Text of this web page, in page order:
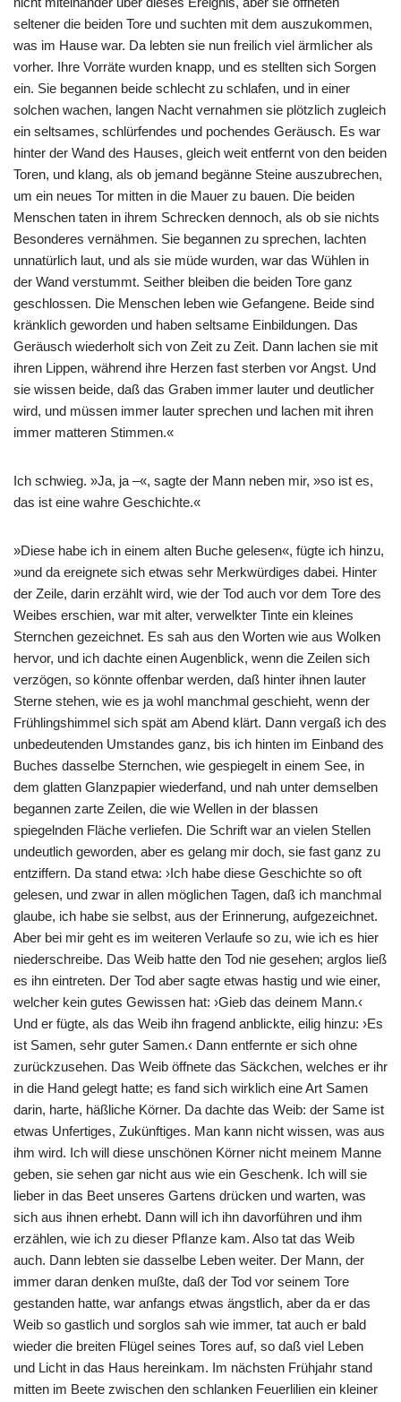
seltener die beiden Tore und suchten mit dem auszukommen,
was im Hause war. Da lebten sie nun freilich viel ärmlicher als
vorher. Ihre Vorräte wurden knapp, und es stellten sich Sorgen
ein. Sie begannen beide schlecht zu schlafen, und in einer
solchen wachen, langen Nacht vernahmen sie plötzlich zugleich
ein seltsames, schlürfendes und pochendes Geräusch. Es war
hinter der Wand des Hauses, gleich weit entfernt von den beiden
Toren, und klang, als ob jemand begänne Steine auszubrechen,
um ein neues Tor mitten in die Mauer zu bauen. Die beiden
Menschen taten in ihrem Schrecken dennoch, als ob sie nichts
Besonderes vernähmen. Sie begannen zu sprechen, lachten
unnatürlich laut, und als sie müde wurden, war das Wühlen in
der Wand verstummt. Seither bleiben die beiden Tore ganz
geschlossen. Die Menschen leben wie Gefangene. Beide sind
kränklich geworden und haben seltsame Einbildungen. Das
Geräusch wiederholt sich von Zeit zu Zeit. Dann lachen sie mit
ihren Lippen, während ihre Herzen fast sterben vor Angst. Und
sie wissen beide, daß das Graben immer lauter und deutlicher
wird, und müssen immer lauter sprechen und lachen mit ihren
immer matteren Stimmen.«
Ich schwieg. »Ja, ja –«, sagte der Mann neben mir, »so ist es,
das ist eine wahre Geschichte.«
»Diese habe ich in einem alten Buche gelesen«, fügte ich hinzu,
»und da ereignete sich etwas sehr Merkwürdiges dabei. Hinter
der Zeile, darin erzählt wird, wie der Tod auch vor dem Tore des
Weibes erschien, war mit alter, verwelkter Tinte ein kleines
Sternchen gezeichnet. Es sah aus den Worten wie aus Wolken
hervor, und ich dachte einen Augenblick, wenn die Zeilen sich
verzögen, so könnte offenbar werden, daß hinter ihnen lauter
Sterne stehen, wie es ja wohl manchmal geschieht, wenn der
Frühlingshimmel sich spät am Abend klärt. Dann vergaß ich des
unbedeutenden Umstandes ganz, bis ich hinten im Einband des
Buches dasselbe Sternchen, wie gespiegelt in einem See, in
dem glatten Glanzpapier wiederfand, und nah unter demselben
begannen zarte Zeilen, die wie Wellen in der blassen
spiegelnden Fläche verliefen. Die Schrift war an vielen Stellen
undeutlich geworden, aber es gelang mir doch, sie fast ganz zu
entziffern. Da stand etwa: ›Ich habe diese Geschichte so oft
gelesen, und zwar in allen möglichen Tagen, daß ich manchmal
glaube, ich habe sie selbst, aus der Erinnerung, aufgezeichnet.
Aber bei mir geht es im weiteren Verlaufe so zu, wie ich es hier
niederschreibe. Das Weib hatte den Tod nie gesehen; arglos ließ
es ihn eintreten. Der Tod aber sagte etwas hastig und wie einer,
welcher kein gutes Gewissen hat: ›Gieb das deinem Mann.‹
Und er fügte, als das Weib ihn fragend anblickte, eilig hinzu: ›Es
ist Samen, sehr guter Samen.‹ Dann entfernte er sich ohne
zurückzusehen. Das Weib öffnete das Säckchen, welches er ihr
in die Hand gelegt hatte; es fand sich wirklich eine Art Samen
darin, harte, häßliche Körner. Da dachte das Weib: der Same ist
etwas Unfertiges, Zukünftiges. Man kann nicht wissen, was aus
ihm wird. Ich will diese unschönen Körner nicht meinem Manne
geben, sie sehen gar nicht aus wie ein Geschenk. Ich will sie
lieber in das Beet unseres Gartens drücken und warten, was
sich aus ihnen erhebt. Dann will ich ihn davorführen und ihm
erzählen, wie ich zu dieser Pﬂanze kam. Also tat das Weib
auch. Dann lebten sie dasselbe Leben weiter. Der Mann, der
immer daran denken mußte, daß der Tod vor seinem Tore
gestanden hatte, war anfangs etwas ängstlich, aber da er das
Weib so gastlich und sorglos sah wie immer, tat auch er bald
wieder die breiten Flügel seines Tores auf, so daß viel Leben
und Licht in das Haus hereinkam. Im nächsten Frühjahr stand
mitten im Beete zwischen den schlanken Feuerlilien ein kleiner